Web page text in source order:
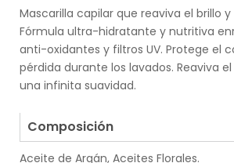
Mascarilla capilar que reaviva el brillo
Fórmula ultra-hidratante y nutritiva
anti-oxidantes y filtros UV. Protege el
pérdida durante los lavados. Reaviva
una infinita suavidad.
Composición
Aceite de Argán, Aceites Florales.